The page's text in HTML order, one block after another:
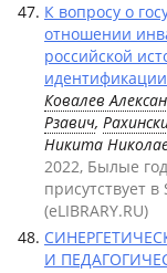
К вопросу о
отношении
российской
Ковалев
Рзавич,
Никита
2022, Былые
присутствует
(eLIBRARY.RU)
И